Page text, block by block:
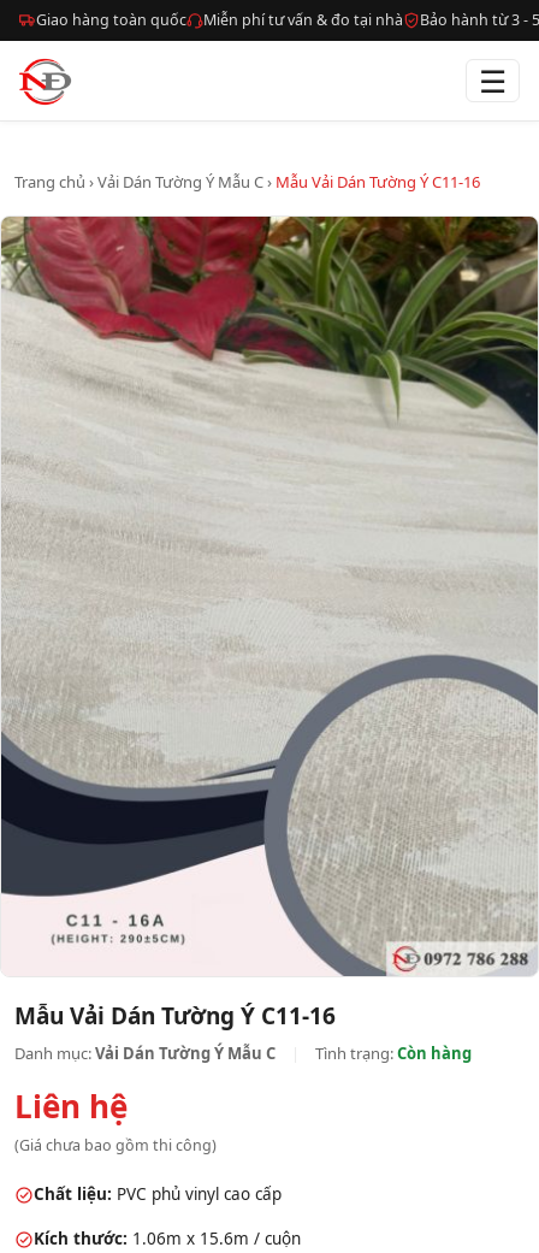
Giao hàng toàn quốc Miễn phí tư vấn & đo tại nhà Bảo hành từ 3 -
☰
Trang chủ ›Vải Dán Tường Ý Mẫu C› Mẫu Vải Dán Tường Ý C11-16
Mẫu Vải Dán Tường Ý C11-16
Danh mục:Vải Dán Tường Ý Mẫu C Tình trạng:Còn hàng
Liên hệ
(Giá chưa bao gồm thi công)
Chất liệu: PVC phủ vinyl cao cấp
Kích thước: 1.06m x 15.6m / cuộn